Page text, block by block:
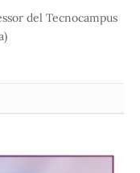
del Tecnocampus